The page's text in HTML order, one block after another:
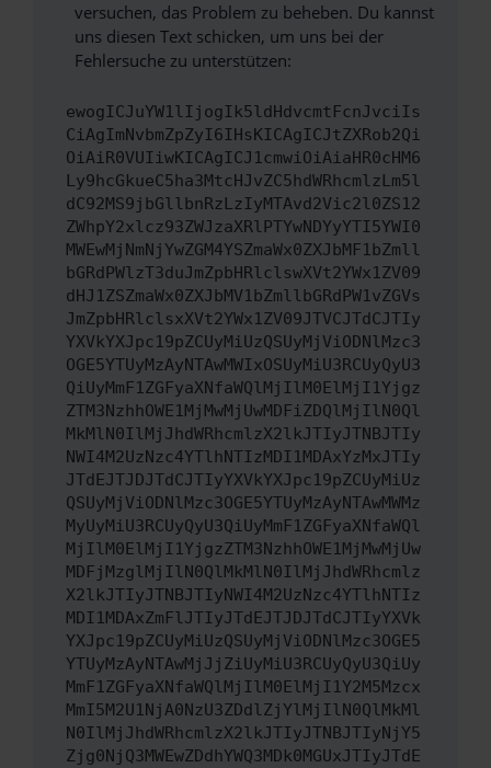
versuchen, das Problem zu beheben. Du kannst
uns diesen Text schicken, um uns bei der
Fehlersuche zu unterstützen:
ewogICJuYW1lIjogIk5ldHdvcmtFcnJvciIs
CiAgImNvbmZpZyI6IHsKICAgICJtZXRob2Qi
OiAiR0VUIiwKICAgICJ1cmwiOiAiaHR0cHM6
Ly9hcGkueC5ha3MtcHJvZC5hdWRhcmlzLm5l
dC92MS9jbGllbnRzLzIyMTAvd2Vic2l0ZS12
ZWhpY2xlcz93ZWJzaXRlPTYwNDYyYTI5YWI0
MWEwMjNmNjYwZGM4YSZmaWx0ZXJbMF1bZmll
bGRdPWlzT3duJmZpbHRlclswXVt2YWx1ZV09
dHJ1ZSZmaWx0ZXJbMV1bZmllbGRdPW1vZGVs
JmZpbHRlclsxXVt2YWx1ZV09JTVCJTdCJTIy
YXVkYXJpc19pZCUyMiUzQSUyMjViODNlMzc3
OGE5YTUyMzAyNTAwMWIxOSUyMiU3RCUyQyU3
QiUyMmF1ZGFyaXNfaWQlMjIlM0ElMjI1Yjgz
ZTM3NzhhOWE1MjMwMjUwMDFiZDQlMjIlN0Ql
MkMlN0IlMjJhdWRhcmlzX2lkJTIyJTNBJTIy
NWI4M2UzNzc4YTlhNTIzMDI1MDAxYzMxJTIy
JTdEJTJDJTdCJTIyYXVkYXJpc19pZCUyMiUz
QSUyMjViODNlMzc3OGE5YTUyMzAyNTAwMWMz
MyUyMiU3RCUyQyU3QiUyMmF1ZGFyaXNfaWQl
MjIlM0ElMjI1YjgzZTM3NzhhOWE1MjMwMjUw
MDFjMzglMjIlN0QlMkMlN0IlMjJhdWRhcmlz
X2lkJTIyJTNBJTIyNWI4M2UzNzc4YTlhNTIz
MDI1MDAxZmFlJTIyJTdEJTJDJTdCJTIyYXVk
YXJpc19pZCUyMiUzQSUyMjViODNlMzc3OGE5
YTUyMzAyNTAwMjJjZiUyMiU3RCUyQyU3QiUy
MmF1ZGFyaXNfaWQlMjIlM0ElMjI1Y2M5Mzcx
MmI5M2U1NjA0NzU3ZDdlZjYlMjIlN0QlMkMl
N0IlMjJhdWRhcmlzX2lkJTIyJTNBJTIyNjY5
Zjg0NjQ3MWEwZDdhYWQ3MDk0MGUxJTIyJTdE